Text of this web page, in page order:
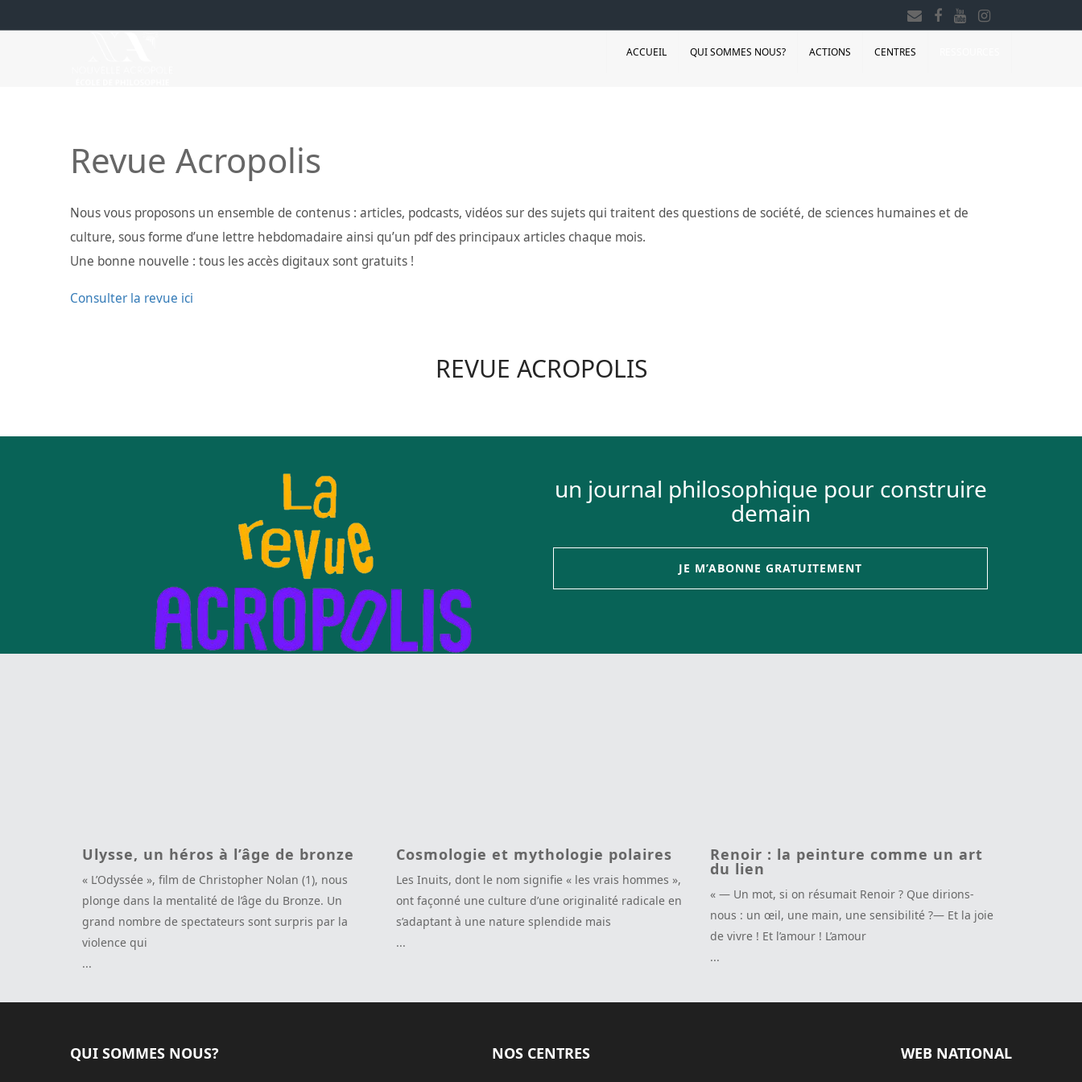
ACCUEIL QUI SOMMES NOUS? ACTIONS CENTRES
Revue Acropolis
Nous vous proposons un ensemble de contenus : articles, podcasts, vidéos sur des sujets qui traitent des questions de société, de sciences humaines et de
culture, sous forme d’une lettre hebdomadaire ainsi qu’un pdf des principaux articles chaque mois.
Une bonne nouvelle : tous les accès digitaux sont gratuits !
Consulter la revue ici
REVUE ACROPOLIS
un journal philosophique pour construire
demain
JE M’ABONNE GRATUITEMENT
Ulysse, un héros à l’âge de bronze
« L’Odyssée », film de Christopher Nolan (1), nous
plonge dans la mentalité de l’âge du Bronze. Un
grand nombre de spectateurs sont surpris par la
violence qui
...
Cosmologie et mythologie polaires
Les Inuits, dont le nom signifie « les vrais hommes »,
ont façonné une culture d’une originalité radicale en
s’adaptant à une nature splendide mais
...
Renoir : la peinture comme un art
du lien
« — Un mot, si on résumait Renoir ? Que dirions-
nous : un œil, une main, une sensibilité ?— Et la joie
de vivre ! Et l’amour ! L’amour
...
QUI SOMMES NOUS? NOS CENTRES WEB NATIONAL